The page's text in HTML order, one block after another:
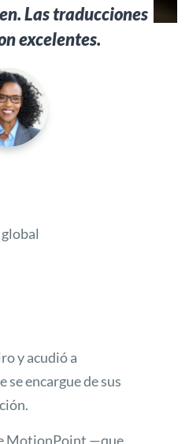
Las traducciones
excelentes.
y acudió a
encargue de sus
MotionPoint —que